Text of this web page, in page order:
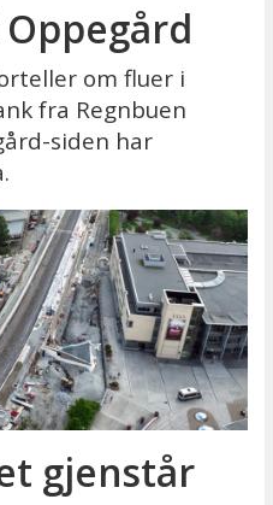
om fluer i
fra Regnbuen
siden har
gjenstår